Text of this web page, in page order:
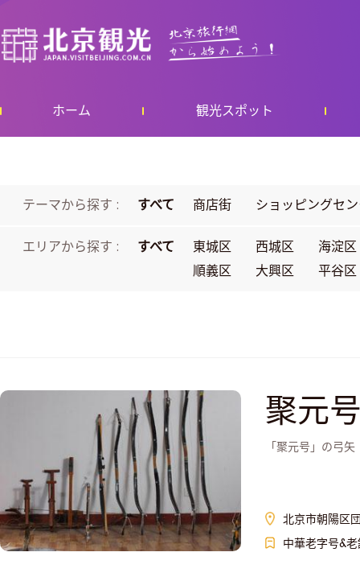
ホーム 観光スポット
テーマから探す : すべて 商店街 ショッピングセ
エリアから探す : すべて 東城区 西城区
海淀区
順義区
大興区 平谷区
聚元
「聚元号」の弓
北京市朝陽区
中華老字号&